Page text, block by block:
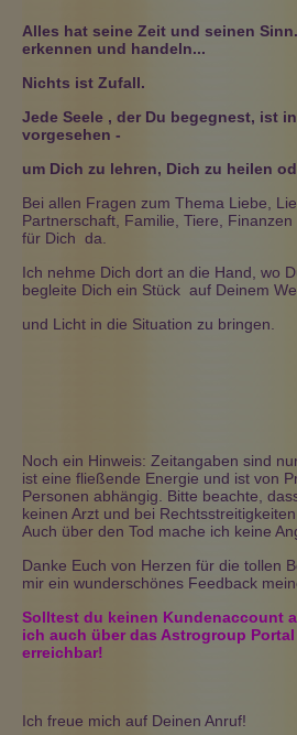
Alles hat seine Zeit und seinen
erkennen und handeln...
Nichts ist Zufall.
Jede Seele , der Du begegnest, ist
vorgesehen -
um Dich zu lehren, Dich zu heilen
Bei allen Fragen zum Thema Liebe,
Partnerschaft, Familie, Tiere,
für Dich da.
Ich nehme Dich dort an die Hand, wo
begleite Dich ein Stück auf Deinem
und Licht in die Situation zu bringen.
Noch ein Hinweis: Zeitangaben sind
ist eine fließende Energie und ist von
Personen abhängig. Bitte beachte,
keinen Arzt und bei
Auch über den Tod mache ich keine
Danke Euch von Herzen für die tollen
mir ein wunderschönes Feedback
Solltest du keinen Kundenaccount
ich auch über das Astrogroup
erreichbar!
Ich freue mich auf Deinen Anruf!